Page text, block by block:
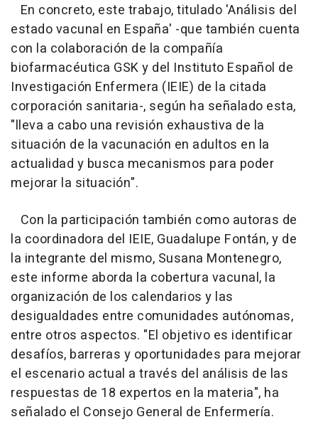
En concreto, este trabajo, titulado 'Análisis del
estado vacunal en España' -que también cuenta
con la colaboración de la compañía
biofarmacéutica GSK y del Instituto Español de
Investigación Enfermera (IEIE) de la citada
corporación sanitaria-, según ha señalado esta,
"lleva a cabo una revisión exhaustiva de la
situación de la vacunación en adultos en la
actualidad y busca mecanismos para poder
mejorar la situación".
Con la participación también como autoras de
la coordinadora del IEIE, Guadalupe Fontán, y de
la integrante del mismo, Susana Montenegro,
este informe aborda la cobertura vacunal, la
organización de los calendarios y las
desigualdades entre comunidades autónomas,
entre otros aspectos. "El objetivo es identificar
desafíos, barreras y oportunidades para mejorar
el escenario actual a través del análisis de las
respuestas de 18 expertos en la materia", ha
señalado el Consejo General de Enfermería.